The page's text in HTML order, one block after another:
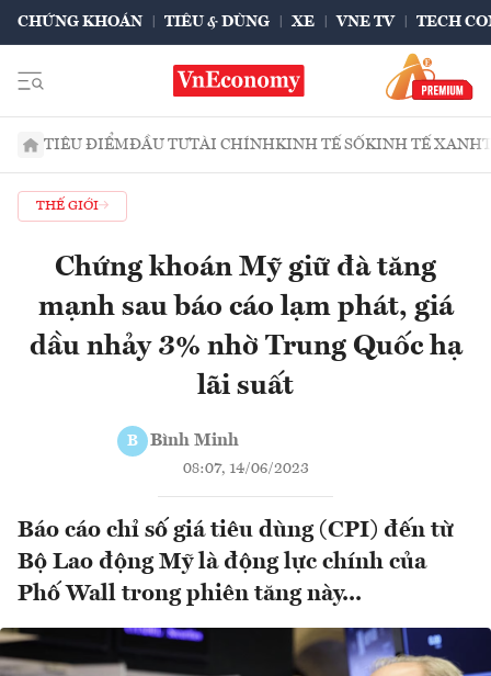
CHỨNG KHOÁN TIÊU & DÙNG XE VNE TV TECH
TIÊU ĐIỂMĐẦU TƯTÀI CHÍNHKINH TẾ SỐKINH TẾ XANH
THẾ GIỚI
Chứng khoán Mỹ giữ đà tăng
mạnh sau báo cáo lạm phát, giá
dầu nhảy 3% nhờ Trung Quốc hạ
lãi suất
B Bình Minh
08:07, 14/06/2023
Báo cáo chỉ số giá tiêu dùng (CPI) đến từ
Bộ Lao động Mỹ là động lực chính của
Phố Wall trong phiên tăng này...